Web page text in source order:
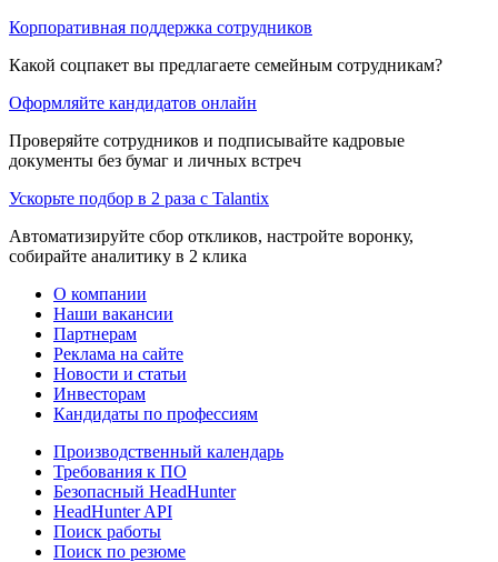
Корпоративная поддержка сотрудников
Какой соцпакет вы предлагаете семейным сотрудникам?
Оформляйте кандидатов онлайн
Проверяйте сотрудников и подписывайте кадровые
документы без бумаг и личных встреч
Ускорьте подбор в 2 раза с Talantix
Автоматизируйте сбор откликов, настройте воронку,
собирайте аналитику в 2 клика
О компании
Наши вакансии
Партнерам
Реклама на сайте
Новости и статьи
Инвесторам
Кандидаты по профессиям
Производственный календарь
Требования к ПО
Безопасный HeadHunter
HeadHunter API
Поиск работы
Поиск по резюме